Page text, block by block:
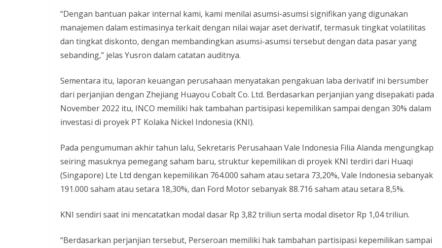
“Dengan bantuan pakar internal kami, kami menilai asumsi-asumsi signifikan yang digunakan
manajemen dalam estimasinya terkait dengan nilai wajar aset derivatif, termasuk tingkat volatilitas
dan tingkat diskonto, dengan membandingkan asumsi-asumsi tersebut dengan data pasar yang
sebanding,” jelas Yusron dalam catatan auditnya.
Sementara itu, laporan keuangan perusahaan menyatakan pengakuan laba derivatif ini bersumber
dari perjanjian dengan Zhejiang Huayou Cobalt Co. Ltd. Berdasarkan perjanjian yang disepakati pada
November 2022 itu, INCO memiliki hak tambahan partisipasi kepemilikan sampai dengan 30% dalam
investasi di proyek PT Kolaka Nickel Indonesia (KNI).
Pada pengumuman akhir tahun lalu, Sekretaris Perusahaan Vale Indonesia Filia Alanda mengungkap
seiring masuknya pemegang saham baru, struktur kepemilikan di proyek KNI terdiri dari Huaqi
(Singapore) Lte Ltd dengan kepemilikan 764.000 saham atau setara 73,20%, Vale Indonesia sebanyak
191.000 saham atau setara 18,30%, dan Ford Motor sebanyak 88.716 saham atau setara 8,5%.
KNI sendiri saat ini mencatatkan modal dasar Rp 3,82 triliun serta modal disetor Rp 1,04 triliun.
“Berdasarkan perjanjian tersebut, Perseroan memiliki hak tambahan partisipasi kepemilikan sampai